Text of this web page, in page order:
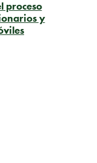
proceso
y